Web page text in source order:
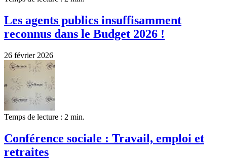
Les agents publics insuffisamment
reconnus dans le Budget 2026 !
26 février 2026
Temps de lecture : 2 min.
Conférence sociale : Travail, emploi et
retraites